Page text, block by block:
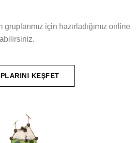
için hazırladığımız online
KEŞFET